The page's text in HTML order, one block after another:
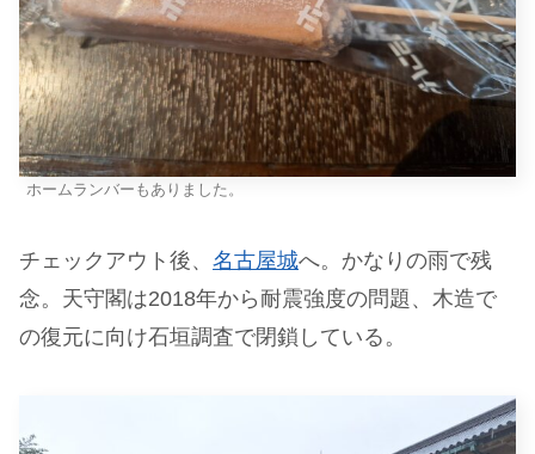
ホームランバーもありました。
チェックアウト後、 名古屋城へ。かなりの雨で残
念。天守閣は2018年から耐震強度の問題、木造で
の復元に向け石垣調査で閉鎖している。